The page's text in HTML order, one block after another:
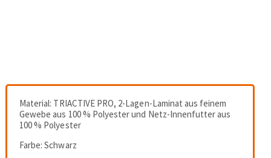
Material: TRIACTIVE PRO, 2-Lagen-Laminat aus feinem
Gewebe aus 100 % Polyester und Netz-Innenfutter aus
100 % Polyester
Farbe: Schwarz